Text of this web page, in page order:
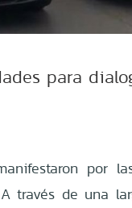
para
por
través de una